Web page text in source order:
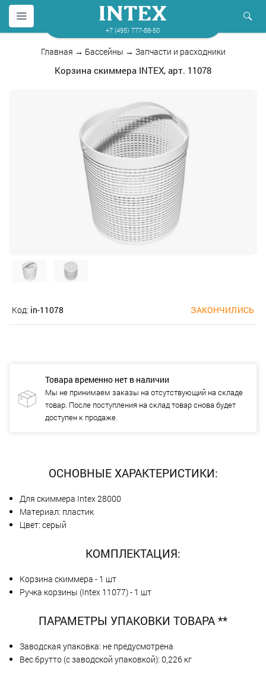
+7 (495) 777-88-50
Главная → Бассейны → Запчасти и расходники
Корзина скиммера INTEX, арт. 11078
Код: in-11078 ЗАКОНЧИЛИСЬ
Товара временно нет в наличии
Мы не принимаем заказы на отсутствующий на складе
товар. После поступления на склад товар снова будет
доступен к продаже.
ОСНОВНЫЕ ХАРАКТЕРИСТИКИ:
Для скиммера Intex 28000
Материал: пластик
Цвет: серый
КОМПЛЕКТАЦИЯ:
Корзина скиммера - 1 шт
Ручка корзины (Intex 11077) - 1 шт
ПАРАМЕТРЫ УПАКОВКИ ТОВАРА **
Заводская упаковка: не предусмотрена
Вес брутто (с заводской упаковкой): 0,226 кг